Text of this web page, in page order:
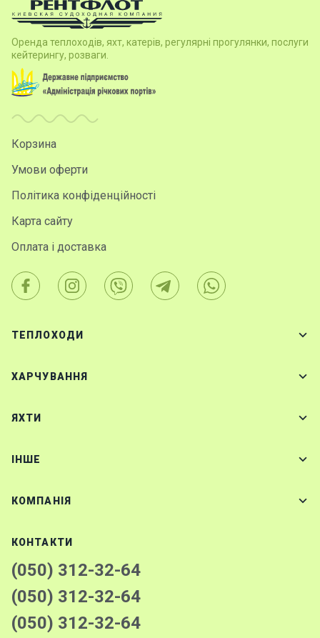
Оренда теплоходів, яхт, катерів, регулярні прогулянки, послуги
кейтерингу, розваги.
Корзина
Умови оферти
Політика конфіденційності
Карта сайту
Оплата і доставка
ТЕПЛОХОДИ
ХАРЧУВАННЯ
ЯХТИ
IНШЕ
КОМПАНІЯ
КОНТАКТИ
(050) 312-32-64
(050) 312-32-64
(050) 312-32-64